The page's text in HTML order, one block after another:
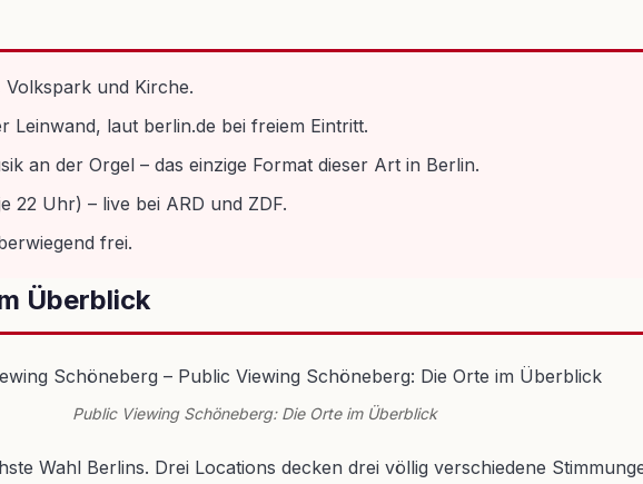
und Kirche.
Leinwand, laut berlin.de bei freiem Eintritt.
an der Orgel – das einzige Format dieser Art in Berlin.
22 Uhr) – live bei ARD und ZDF.
frei.
Überblick
Public Viewing Schöneberg: Die Orte im Überblick
Wahl Berlins. Drei Locations decken drei völlig verschiedene